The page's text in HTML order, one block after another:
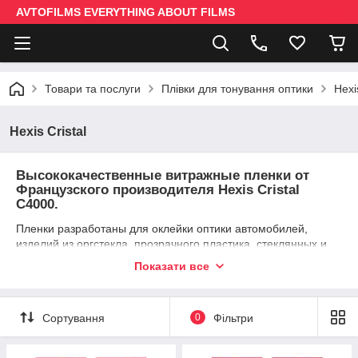
AVTOFILMS EVERYTHING ABOUT FILMS
Товари та послуги Плівки для тонування оптики
Hexis Cristal
Высококачественные витражные пленки от
Французского производителя Hexis Cristal
C4000.
Пленки разработаны для оклейки оптики автомобилей,
изделий из оргстекла, прозрачного пластика, стеклянных и
внутреннего так и для наружного применения. Hexis Cristal
Показати все
Сортування 0 Фільтри